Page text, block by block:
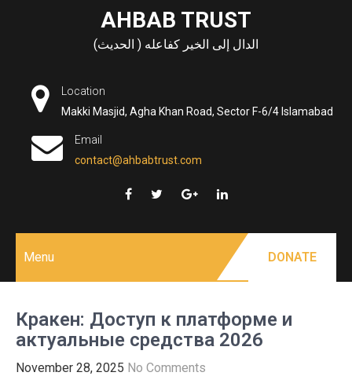
AHBAB TRUST
الدال إلى الخير كفاعله ( الحديث)
Location
Makki Masjid, Agha Khan Road, Sector F-6/4 Islamabad
Email
contact@ahbabtrust.com
Menu DONATE
Кракен: Доступ к платформе и
актуальные средства 2026
November 28, 2025 No Comments